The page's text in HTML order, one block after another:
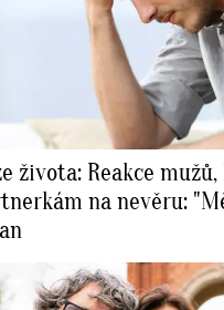
života: Reakce
na nevěru: